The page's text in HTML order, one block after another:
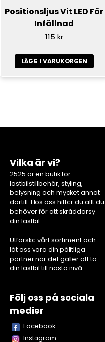
Positionsljus Vit LED För
Infällnad
115 kr
LÄGG I VARUKORGEN
Vilka är vi?
2525 är en butik för
lastbilstillbehör, styling,
belysning och mycket annat
därtill. Hos oss hittar du allt du
behöver för att skräddarsy
din lastbil.
Utforska vårt sortiment och
låt oss vara din pålitliga
partner när det gäller att ta
din lastbil till nästa nivå.
Följ oss på sociala
medier
Facebook
Instagram